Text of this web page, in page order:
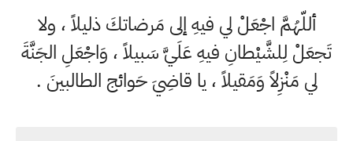
أللّهُمَّ اجْعَلْ لي فيهِ إلى مَرضاتكَ ذليلاً ، ولا
تَجعَلْ لِلشَّيْطانِ فيهِ عَلَيَّ سَبيلاً ، وَاجْعَلِ الجَنَّةَ
لي مَنْزِلاً وَمَقيلاً ، يا قاضِيَ حَوائج الطالبينَ .